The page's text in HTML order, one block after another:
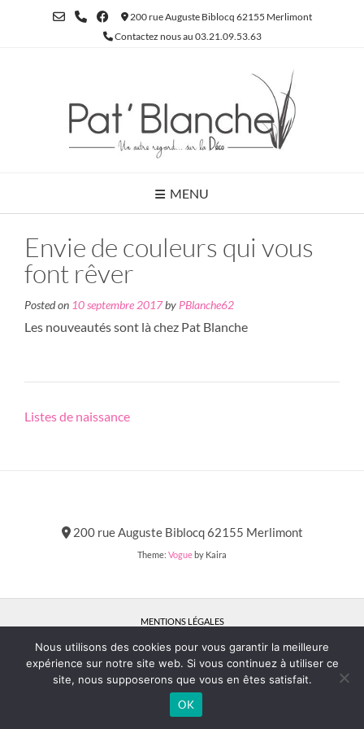
200 rue Auguste Biblocq 62155 Merlimont
Contactez nous au 03.21.09.53.63
MENU
Envie de couleurs qui vous
font rêver
Posted on 10 septembre 2017by PBlanche62
Les nouveautés sont là chez Pat Blanche
Post
Listes de naissance
200 rue Auguste Biblocq 62155 Merlimont
Theme: Vogue by Kaira
MENTIONS LÉGALES
Nous utilisons des cookies pour vous garantir la meilleure
expérience sur notre site web. Si vous continuez à utiliser ce
site, nous supposerons que vous en êtes satisfait.
OK